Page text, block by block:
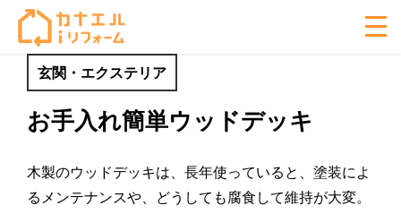
玄関・エクステリア
お手入れ簡単ウッドデッキ
木製のウッドデッキは、長年使っていると、塗装によ
るメンテナンスや、どうしても腐食して維持が大変。